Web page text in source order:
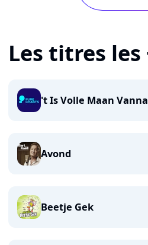
Les titres
't Is Volle Maan
Avond
Beetje Gek